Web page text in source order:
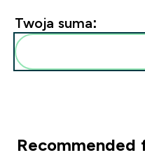
Twoja suma:
Recommended